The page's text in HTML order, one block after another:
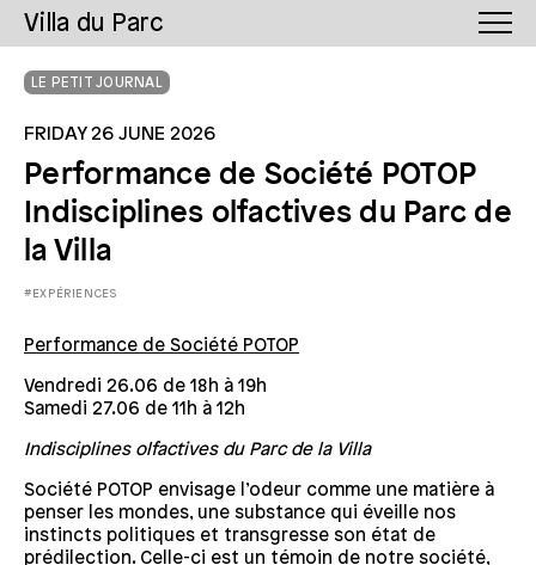
Villa du Parc
LE PETIT JOURNAL
FRIDAY 26 JUNE 2026
Performance de Société POTOP
Indisciplines olfactives du Parc de
la Villa
#EXPÉRIENCES
Performance de Société POTOP
Vendredi 26.06 de 18h à 19h
Samedi 27.06 de 11h à 12h
Indisciplines olfactives du Parc de la Villa
Société POTOP envisage l’odeur comme une matière à
penser les mondes, une substance qui éveille nos
instincts politiques et transgresse son état de
prédilection. Celle-ci est un témoin de notre société,